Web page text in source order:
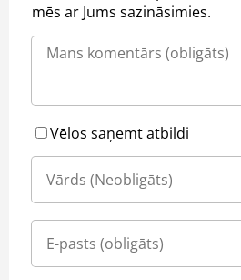
mēs ar Jums sazināsimies.
Vēlos saņemt atbildi